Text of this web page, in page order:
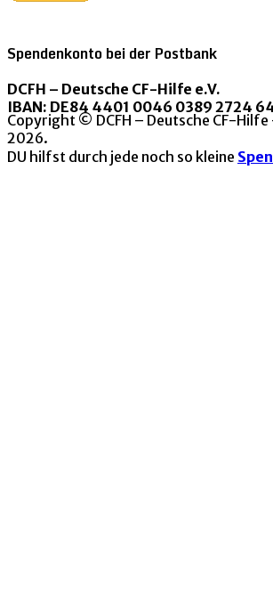
Spendenkonto bei der Postbank
DCFH – Deutsche CF-Hilfe e.V.
IBAN: DE84 4401 0046 0389 2724
Copyright © DCFH – Deutsche CF-Hilfe
2026.
DU hilfst durch jede noch so kleine